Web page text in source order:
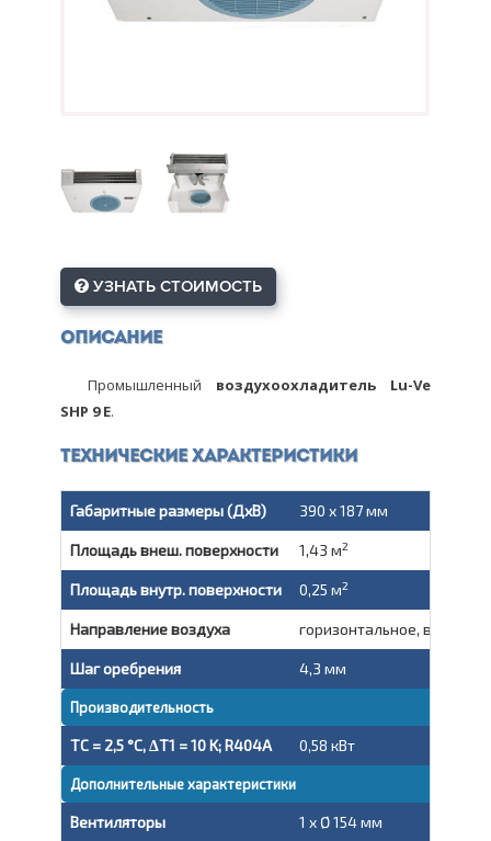
УЗНАТЬ СТОИМОСТЬ
Описание
Промышленный воздухоохладитель Lu-Ve
SHP 9 E.
Технические характеристики
Габаритные размеры (ДxВ) 390 x 187 мм
Площадь внеш. поверхности 1,43 м2
Площадь внутр. поверхности 0,25 м2
Направление воздуха горизонтальное,
Шаг оребрения 4,3 мм
Производительность
TC = 2,5 °C, ΔT1 = 10 K; R404A 0,58 кВт
Дополнительные характеристики
Вентиляторы 1 x Ø 154 мм